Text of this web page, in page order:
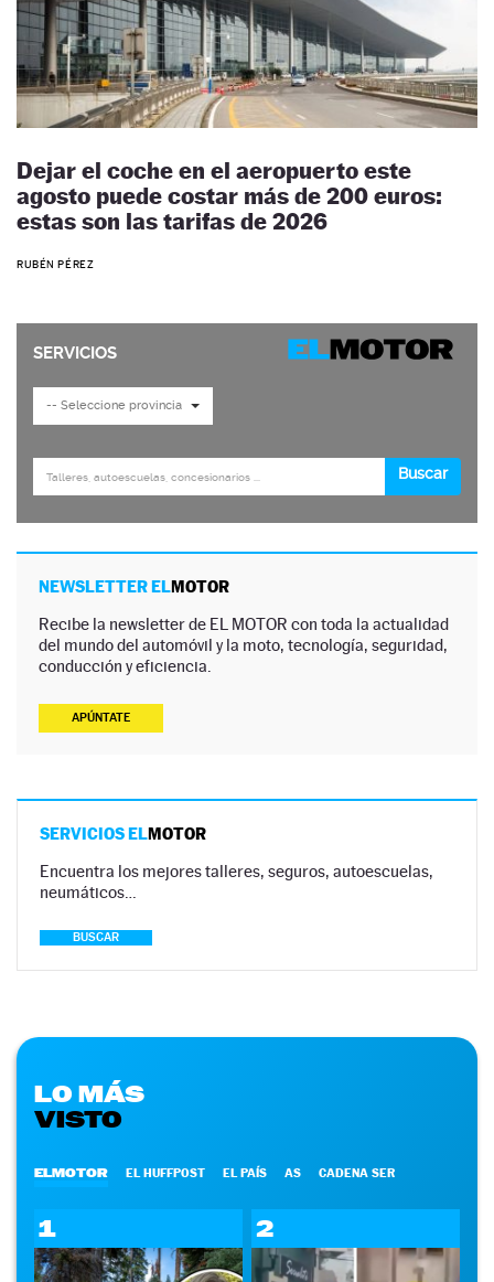
Dejar el coche en el aeropuerto este
agosto puede costar más de 200 euros:
estas son las tarifas de 2026
RUBÉN PÉREZ
NEWSLETTER ELMOTOR
Recibe la newsletter de EL MOTOR con toda la actualidad
del mundo del automóvil y la moto, tecnología, seguridad,
conducción y eficiencia.
APÚNTATE
SERVICIOS ELMOTOR
Encuentra los mejores talleres, seguros, autoescuelas,
neumáticos…
BUSCAR
LO MÁS
VISTO
ELMOTOR EL HUFFPOST EL PAÍS AS CADENA SER
1 2